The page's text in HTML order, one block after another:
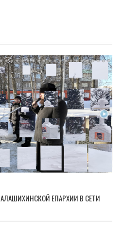
ЕПАРХИИ В СЕТИ